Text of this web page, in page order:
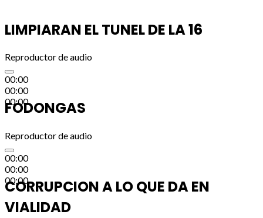
LIMPIARAN EL TUNEL DE LA 16
Reproductor de audio
00:00
00:00
00:00
FODONGAS
Reproductor de audio
00:00
00:00
00:00
CORRUPCION A LO QUE DA EN
VIALIDAD